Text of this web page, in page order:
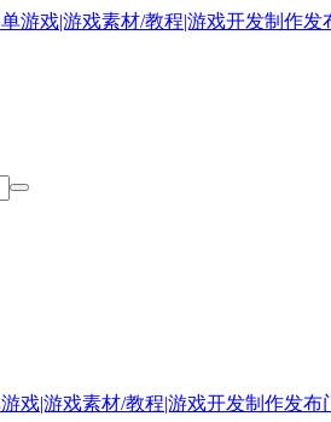
戏|游戏素材/教程|游戏开发制作发布